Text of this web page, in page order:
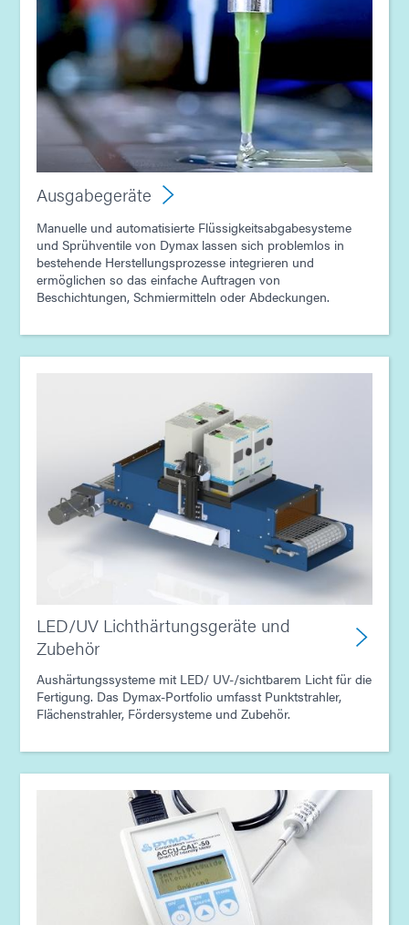
Leitfaden: Ausgabegerät (Europa|EN)
Leitfaden: Ausgabegerät (EN)
Leitfaden: Lichthärtungsgeräte (EN)
Artikel - E-Mobility Magazine - Weiterentwicklung der
EV-Elektronik mit Lichthärtungstechnologie
Ausgabegeräte
Manuelle und automatisierte Flüssigkeitsabgabesysteme
und Sprühventile von Dymax lassen sich problemlos in
bestehende Herstellungsprozesse integrieren und
ermöglichen so das einfache Auftragen von
Beschichtungen, Schmiermitteln oder Abdeckungen.
LED/UV Lichthärtungsgeräte und
Zubehör
Aushärtungssysteme mit LED/ UV-/sichtbarem Licht für die
Fertigung. Das Dymax-Portfolio umfasst Punktstrahler,
Flächenstrahler, Fördersysteme und Zubehör.